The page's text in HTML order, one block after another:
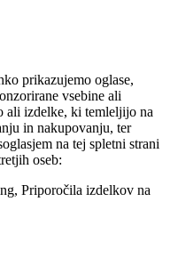
prikazujemo oglase,
vsebine ali
ali izdelke, ki temleljijo na
in nakupovanju, ter
na tej spletni strani
oseb:
Priporočila izdelkov na